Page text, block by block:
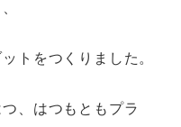
トをつくりました。
、はつもともプラ